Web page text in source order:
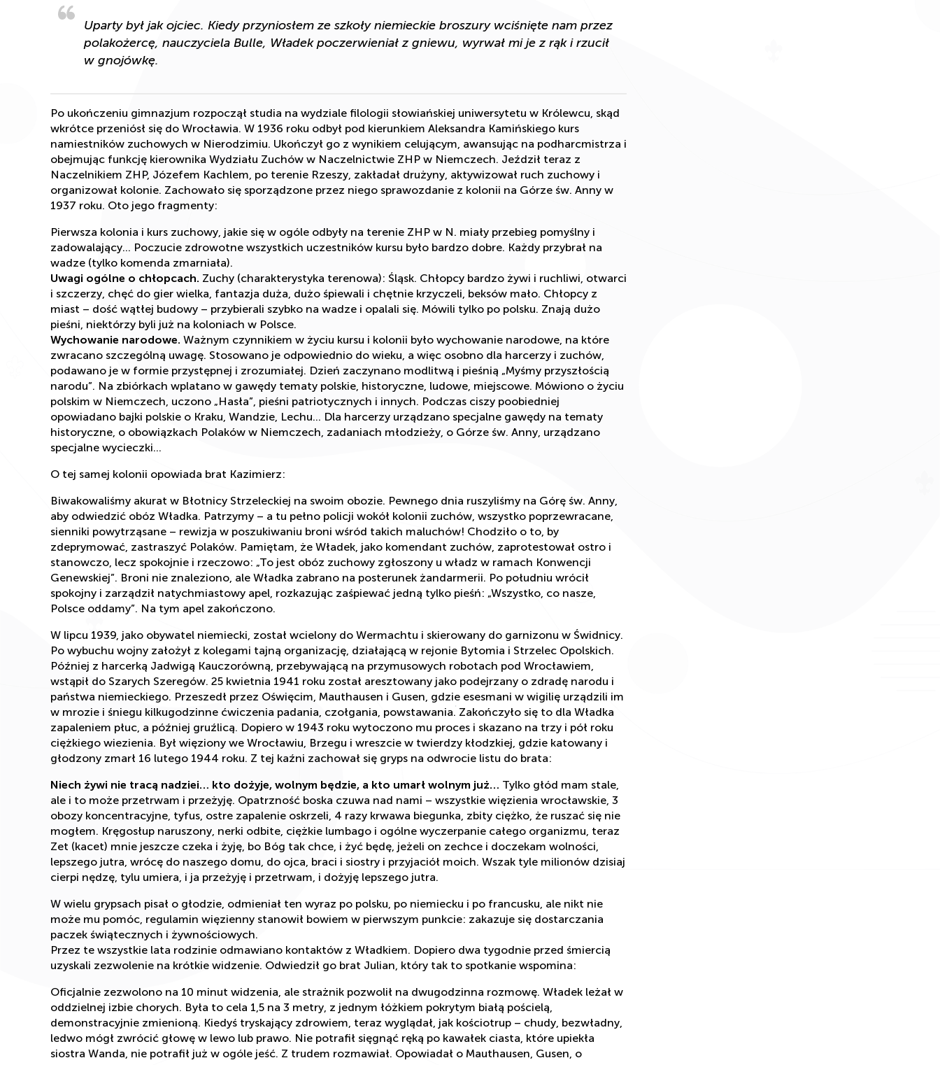
Uparty był jak ojciec. Kiedy przyniosłem ze szkoły niemieckie broszury wciśnięte nam przez
polakożercę, nauczyciela Bulle, Władek poczerwieniał z gniewu, wyrwał mi je z rąk i rzucił
w gnojówkę.
Po ukończeniu gimnazjum rozpoczął studia na wydziale filologii słowiańskiej uniwersytetu w Królewcu, skąd
wkrótce przeniósł się do Wrocławia. W 1936 roku odbył pod kierunkiem Aleksandra Kamińskiego kurs
namiestników zuchowych w Nierodzimiu. Ukończył go z wynikiem celującym, awansując na podharcmistrza i
obejmując funkcję kierownika Wydziału Zuchów w Naczelnictwie ZHP w Niemczech. Jeździł teraz z
Naczelnikiem ZHP, Józefem Kachlem, po terenie Rzeszy, zakładał drużyny, aktywizował ruch zuchowy i
organizował kolonie. Zachowało się sporządzone przez niego sprawozdanie z kolonii na Górze św. Anny w
1937 roku. Oto jego fragmenty:
Pierwsza kolonia i kurs zuchowy, jakie się w ogóle odbyły na terenie ZHP w N. miały przebieg pomyślny i
zadowalający… Poczucie zdrowotne wszystkich uczestników kursu było bardzo dobre. Każdy przybrał na
wadze (tylko komenda zmarniała).
Uwagi ogólne o chłopcach. Zuchy (charakterystyka terenowa): Śląsk. Chłopcy bardzo żywi i ruchliwi, otwarci
i szczerzy, chęć do gier wielka, fantazja duża, dużo śpiewali i chętnie krzyczeli, beksów mało. Chłopcy z
miast – dość wątłej budowy – przybierali szybko na wadze i opalali się. Mówili tylko po polsku. Znają dużo
pieśni, niektórzy byli już na koloniach w Polsce.
Wychowanie narodowe. Ważnym czynnikiem w życiu kursu i kolonii było wychowanie narodowe, na które
zwracano szczególną uwagę. Stosowano je odpowiednio do wieku, a więc osobno dla harcerzy i zuchów,
podawano je w formie przystępnej i zrozumiałej. Dzień zaczynano modlitwą i pieśnią „Myśmy przyszłością
narodu”. Na zbiórkach wplatano w gawędy tematy polskie, historyczne, ludowe, miejscowe. Mówiono o życiu
polskim w Niemczech, uczono „Hasła”, pieśni patriotycznych i innych. Podczas ciszy poobiedniej
opowiadano bajki polskie o Kraku, Wandzie, Lechu… Dla harcerzy urządzano specjalne gawędy na tematy
historyczne, o obowiązkach Polaków w Niemczech, zadaniach młodzieży, o Górze św. Anny, urządzano
specjalne wycieczki…
O tej samej kolonii opowiada brat Kazimierz:
Biwakowaliśmy akurat w Błotnicy Strzeleckiej na swoim obozie. Pewnego dnia ruszyliśmy na Górę św. Anny,
aby odwiedzić obóz Władka. Patrzymy – a tu pełno policji wokół kolonii zuchów, wszystko poprzewracane,
sienniki powytrząsane – rewizja w poszukiwaniu broni wśród takich maluchów! Chodziło o to, by
zdeprymować, zastraszyć Polaków. Pamiętam, że Władek, jako komendant zuchów, zaprotestował ostro i
stanowczo, lecz spokojnie i rzeczowo: „To jest obóz zuchowy zgłoszony u władz w ramach Konwencji
Genewskiej”. Broni nie znaleziono, ale Władka zabrano na posterunek żandarmerii. Po południu wrócił
spokojny i zarządził natychmiastowy apel, rozkazując zaśpiewać jedną tylko pieśń: „Wszystko, co nasze,
Polsce oddamy”. Na tym apel zakończono.
W lipcu 1939, jako obywatel niemiecki, został wcielony do Wermachtu i skierowany do garnizonu w Świdnicy.
Po wybuchu wojny założył z kolegami tajną organizację, działającą w rejonie Bytomia i Strzelec Opolskich.
Później z harcerką Jadwigą Kauczorówną, przebywającą na przymusowych robotach pod Wrocławiem,
wstąpił do Szarych Szeregów. 25 kwietnia 1941 roku został aresztowany jako podejrzany o zdradę narodu i
państwa niemieckiego. Przeszedł przez Oświęcim, Mauthausen i Gusen, gdzie esesmani w wigilię urządzili im
w mrozie i śniegu kilkugodzinne ćwiczenia padania, czołgania, powstawania. Zakończyło się to dla Władka
zapaleniem płuc, a później gruźlicą. Dopiero w 1943 roku wytoczono mu proces i skazano na trzy i pół roku
ciężkiego wiezienia. Był więziony we Wrocławiu, Brzegu i wreszcie w twierdzy kłodzkiej, gdzie katowany i
głodzony zmarł 16 lutego 1944 roku. Z tej kaźni zachował się gryps na odwrocie listu do brata:
Niech żywi nie tracą nadziei… kto dożyje, wolnym będzie, a kto umarł wolnym już… Tylko głód mam stale,
ale i to może przetrwam i przeżyję. Opatrzność boska czuwa nad nami – wszystkie więzienia wrocławskie, 3
obozy koncentracyjne, tyfus, ostre zapalenie oskrzeli, 4 razy krwawa biegunka, zbity ciężko, że ruszać się nie
mogłem. Kręgosłup naruszony, nerki odbite, ciężkie lumbago i ogólne wyczerpanie całego organizmu, teraz
Zet (kacet) mnie jeszcze czeka i żyję, bo Bóg tak chce, i żyć będę, jeżeli on zechce i doczekam wolności,
lepszego jutra, wrócę do naszego domu, do ojca, braci i siostry i przyjaciół moich. Wszak tyle milionów dzisiaj
cierpi nędzę, tylu umiera, i ja przeżyję i przetrwam, i dożyję lepszego jutra.
W wielu grypsach pisał o głodzie, odmieniał ten wyraz po polsku, po niemiecku i po francusku, ale nikt nie
może mu pomóc, regulamin więzienny stanowił bowiem w pierwszym punkcie: zakazuje się dostarczania
paczek świątecznych i żywnościowych.
Przez te wszystkie lata rodzinie odmawiano kontaktów z Władkiem. Dopiero dwa tygodnie przed śmiercią
uzyskali zezwolenie na krótkie widzenie. Odwiedził go brat Julian, który tak to spotkanie wspomina:
Oficjalnie zezwolono na 10 minut widzenia, ale strażnik pozwolił na dwugodzinna rozmowę. Władek leżał w
oddzielnej izbie chorych. Była to cela 1,5 na 3 metry, z jednym łóżkiem pokrytym białą pościelą,
demonstracyjnie zmienioną. Kiedyś tryskający zdrowiem, teraz wyglądał, jak kościotrup – chudy, bezwładny,
ledwo mógł zwrócić głowę w lewo lub prawo. Nie potrafił sięgnąć ręką po kawałek ciasta, które upiekła
siostra Wanda, nie potrafił już w ogóle jeść. Z trudem rozmawiał. Opowiadał o Mauthausen, Gusen, o